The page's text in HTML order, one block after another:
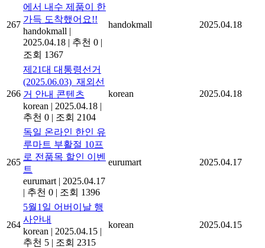
267
에서 내수 제품이 한
가득 도착했어요!!
handokmall |
2025.04.18 | 추천 0 |
조회 1367
handokmall 2025.04.18
266
제21대 대통령선거
(2025.06.03)_재외선
거 안내 콘텐츠
korean | 2025.04.18 |
추천 0 | 조회 2104
korean 2025.04.18
265
독일 온라인 한인 유
루마트 부활절 10프
로 전품목 할인 이벤
트
eurumart | 2025.04.17
| 추천 0 | 조회 1396
eurumart 2025.04.17
264
5월1일 어버이날 행
사안내
korean | 2025.04.15 |
추천 5 | 조회 2315
korean 2025.04.15